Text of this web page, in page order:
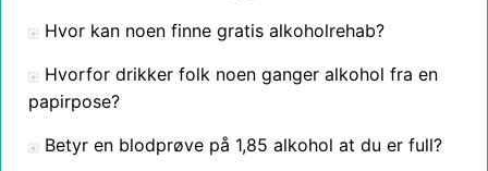
Hvor kan noen finne gratis alkoholrehab?
Hvorfor drikker folk noen ganger alkohol fra en
papirpose?
Betyr en blodprøve på 1,85 alkohol at du er full?